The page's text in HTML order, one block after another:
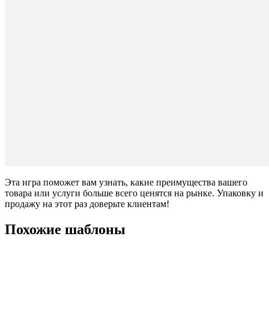
Эта игра поможет вам узнать, какие преимущества вашего
товара или услуги больше всего ценятся на рынке. Упаковку и
продажу на этот раз доверьте клиентам!
Похожие шаблоны